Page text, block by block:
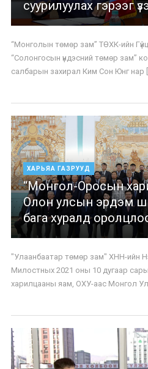
суурилуулах гэрээг
“Монголын төмөр зам” ТӨХК-ийн
“Солонгосын үндэсний төмөр зам”
салбарын захирал Ким Сон Юнг нар
ХАРЬЯА ГАЗРУУД
“Монгол-Оросын
Олон улсын эрдэм
бага хуралд
"Улаанбаатар төмөр зам" ХНН-ийн
Милостных 2021 оны 10 дугаар
харилцааны яам, ОХУ-аас Монгол Ул